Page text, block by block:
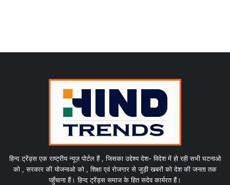
हिन्द ट्रेंड्स एक राष्ट्रीय न्यूज़ पोर्टल हैं , जिसका उद्देश्य देश- विदेश में हो रही सभी घटनाओ
को , सरकार की योजनाओ को , शिक्षा एवं रोजगार से जुड़ी खबरों को देश की जनता तक
पहुँचाना हैं। हिन्द ट्रेंड्स समाज के हित सदेव कार्यरत हैं।